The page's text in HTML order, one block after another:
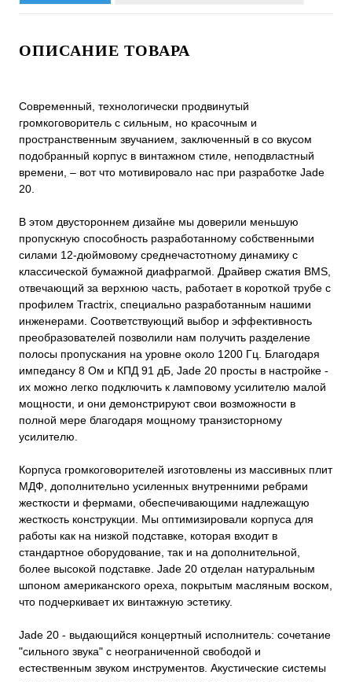
ОПИСАНИЕ ТОВАРА
Современный, технологически продвинутый
громкоговоритель с сильным, но красочным и
пространственным звучанием, заключенный в со вкусом
подобранный корпус в винтажном стиле, неподвластный
времени, – вот что мотивировало нас при разработке Jade
20.
В этом двустороннем дизайне мы доверили меньшую
пропускную способность разработанному собственными
силами 12-дюймовому среднечастотному динамику с
классической бумажной диафрагмой. Драйвер сжатия BMS,
отвечающий за верхнюю часть, работает в короткой трубе с
профилем Tractrix, специально разработанным нашими
инженерами. Соответствующий выбор и эффективность
преобразователей позволили нам получить разделение
полосы пропускания на уровне около 1200 Гц. Благодаря
импедансу 8 Ом и КПД 91 дБ, Jade 20 просты в настройке -
их можно легко подключить к ламповому усилителю малой
мощности, и они демонстрируют свои возможности в
полной мере благодаря мощному транзисторному
усилителю.
Корпуса громкоговорителей изготовлены из массивных плит
МДФ, дополнительно усиленных внутренними ребрами
жесткости и фермами, обеспечивающими надлежащую
жесткость конструкции. Мы оптимизировали корпуса для
работы как на низкой подставке, которая входит в
стандартное оборудование, так и на дополнительной,
более высокой подставке. Jade 20 отделан натуральным
шпоном американского ореха, покрытым масляным воском,
что подчеркивает их винтажную эстетику.
Jade 20 - выдающийся концертный исполнитель: сочетание
"сильного звука" с неограниченной свободой и
естественным звуком инструментов. Акустические системы